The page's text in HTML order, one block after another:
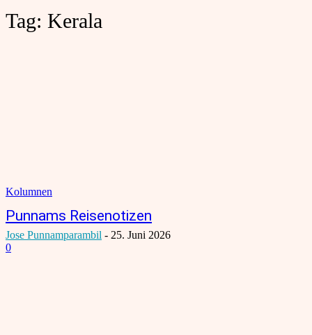
Tag: Kerala
Kolumnen
Punnams Reisenotizen
Jose Punnamparambil - 25. Juni 2026
0